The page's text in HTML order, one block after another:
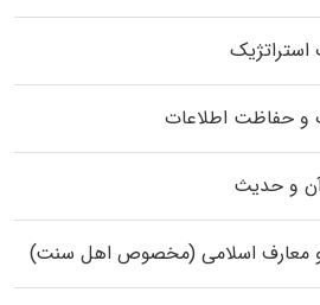
استراتژیک
و حفاظت اطلاعات
و حدیث
و معارف اسلامی (مخصوص اهل سنت)